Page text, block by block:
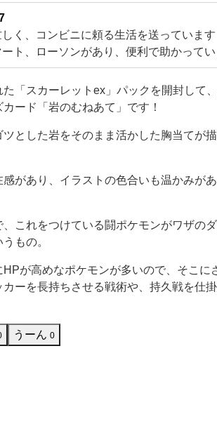
く、コンビニに頼る生活を送っていま
ート、ローソンがあり、便利で助かって
おにぎりやスイーツが特にお気に入り
ミチキやスナック類をよく購入します。
た「スカーレットex」パックを開封して
ード「岩のむねあて」です！
とした岩をそのまま活かした胸当てが
があり、イラストの色合いも温かみが
これをつけている闘ポケモンがワザの
もの。
が高めなポケモンが多いので、そこに
ーを長持ちさせる戦術や、持久戦を仕
うーん 0